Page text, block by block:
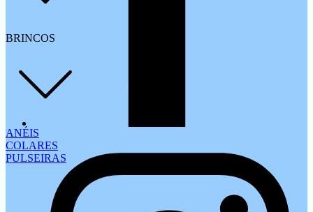
BRINCOS
ANÉIS
COLARES
PULSEIRAS